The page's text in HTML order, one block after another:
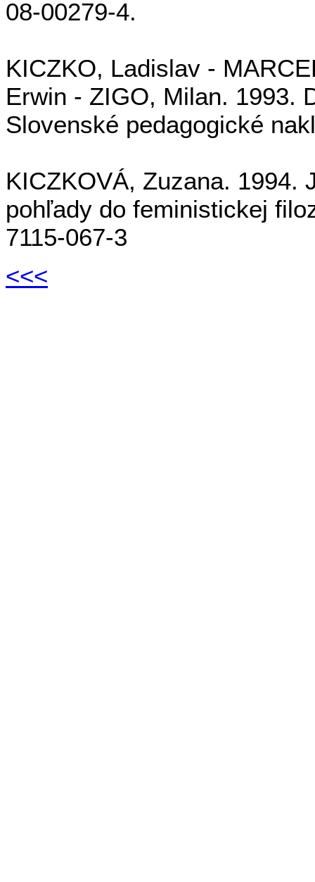
08-00279-4.
KICZKO, Ladislav -
Erwin - ZIGO, Milan. 1993.
Slovenské pedagogické
KICZKOVÁ, Zuzana. 1994.
pohľady do feministickej
7115-067-3
<<<